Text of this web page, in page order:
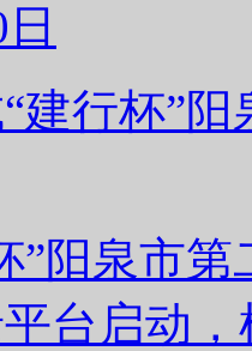
建行杯”
”阳泉市
台启动